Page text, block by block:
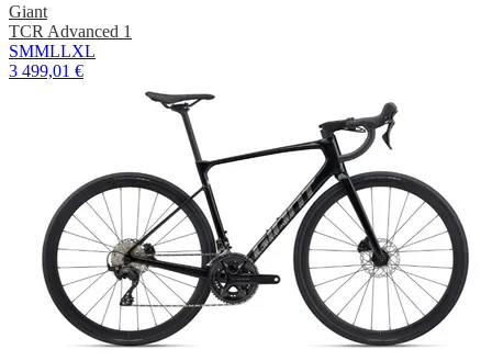
Giant
TCR Advanced 1
SMMLLXL
3 499,01 €